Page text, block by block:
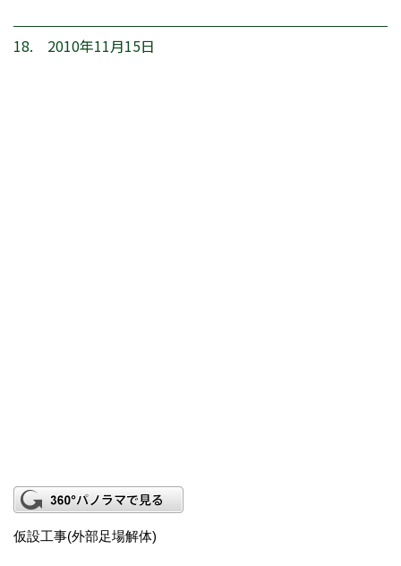
18. 2010年11月15日
仮設工事(外部足場解体)